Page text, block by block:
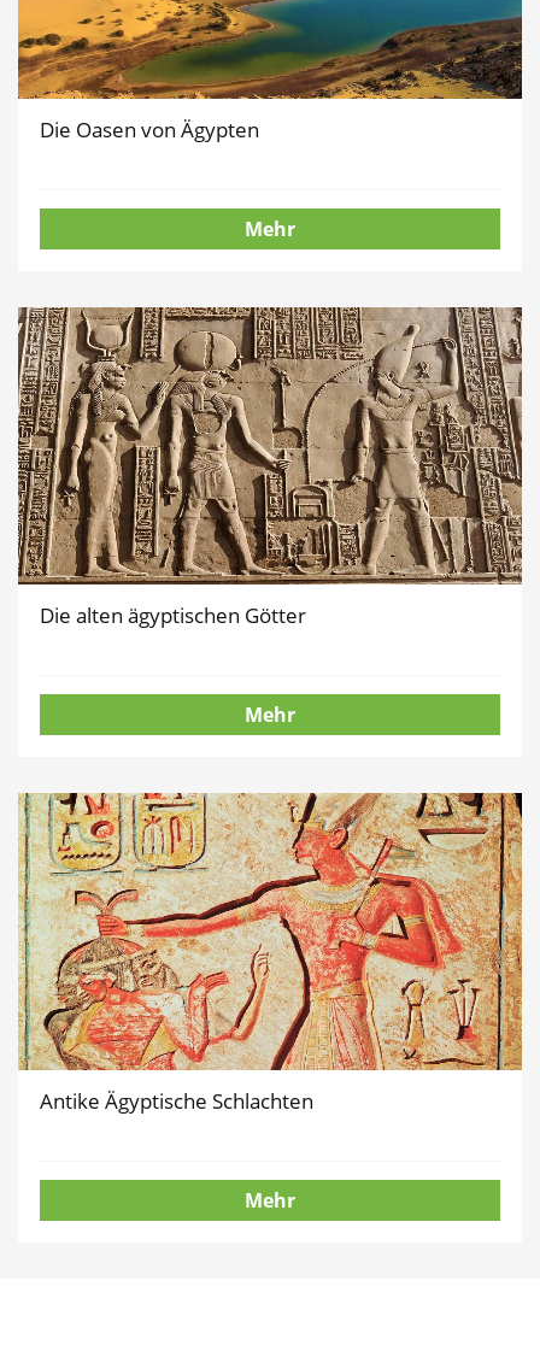
Die Oasen von Ägypten
Mehr
Die alten ägyptischen Götter
Mehr
Antike Ägyptische Schlachten
Mehr